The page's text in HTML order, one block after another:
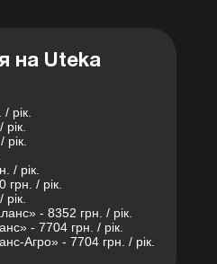
на Uteka
рік.
/ рік.
/ рік.
- 8352 грн. / рік.
- 7704 грн. / рік.
Агро» - 7704 грн. / рік.